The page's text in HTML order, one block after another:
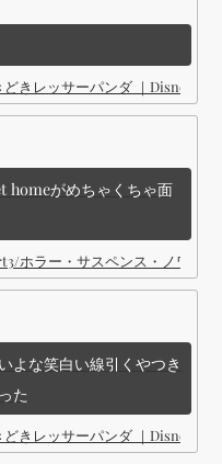
どきレッサーパンダ ｜Disney (
homeがめちゃくちゃ面
ホラー・サスペンス・ノワー
よな笑白い線引くやつき
た
どきレッサーパンダ ｜Disney (